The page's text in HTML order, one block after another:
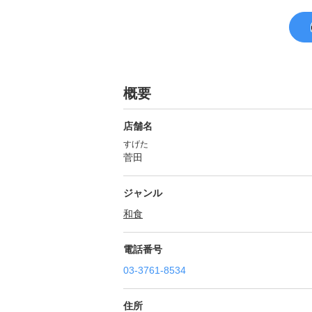
概要
店舗名
すげた
菅田
ジャンル
和食
電話番号
03-3761-8534
住所